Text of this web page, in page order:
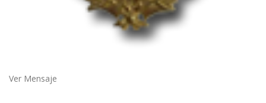
Ver Mensaje